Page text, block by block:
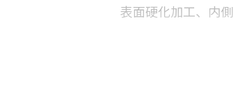
表面硬化加工、内